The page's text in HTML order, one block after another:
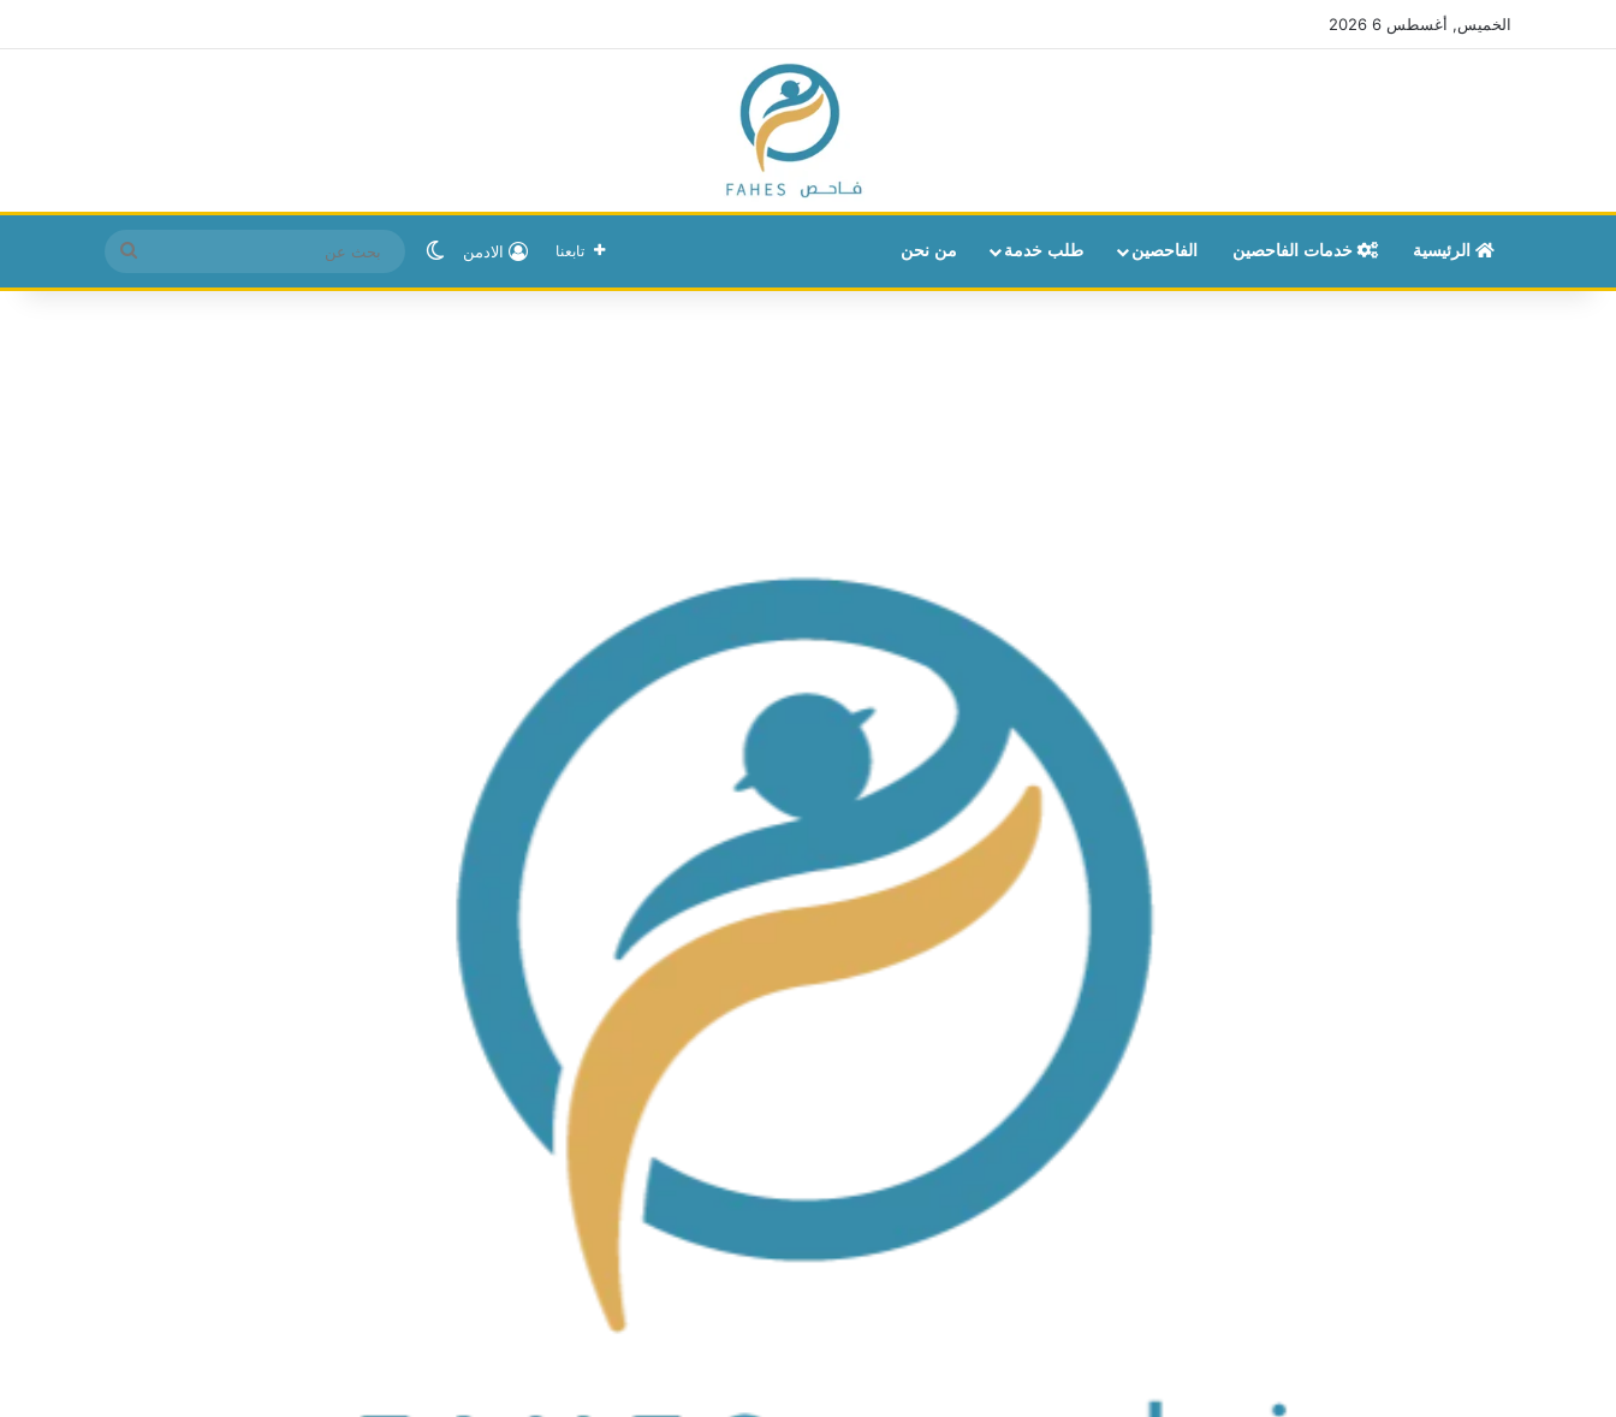
الخميس, أغسطس 6 2026
الرئيسية خدمات الفاحصين الفاحصين طلب خدمة من نحن تابعنا الادمن الوضع المظلم
بحث
عن